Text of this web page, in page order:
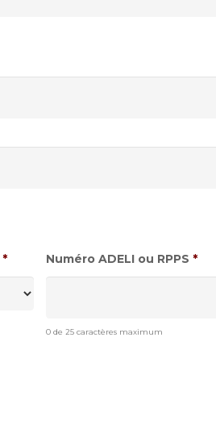
* Numéro ADELI ou RPPS *
0 de 25 caractères maximum